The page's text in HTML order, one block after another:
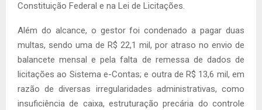
Constituição Federal e na Lei de Licitações.
Além do alcance, o gestor foi condenado a pagar duas
multas, sendo uma de R$ 22,1 mil, por atraso no envio de
balancete mensal e pela falta de remessa de dados de
licitações ao Sistema e-Contas; e outra de R$ 13,6 mil, em
razão de diversas irregularidades administrativas, como
insuficiência de caixa, estruturação precária do controle